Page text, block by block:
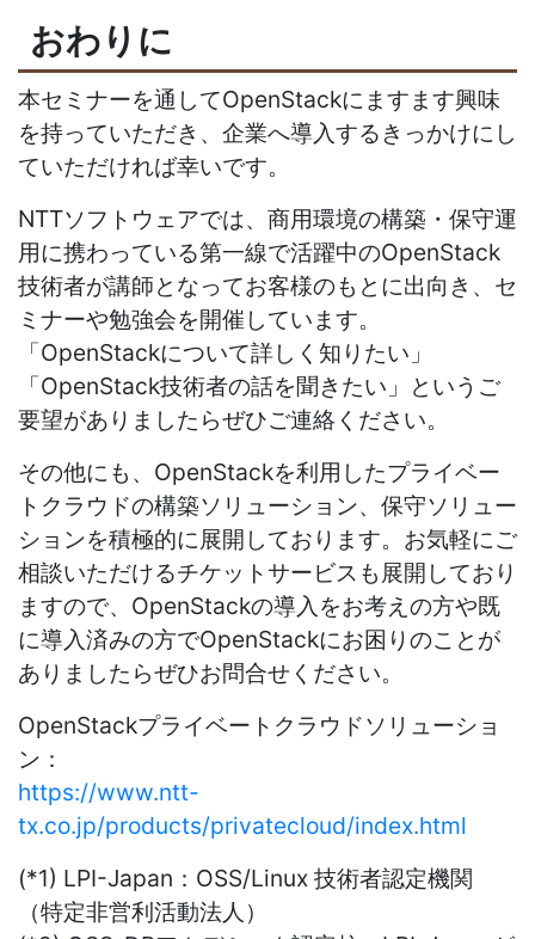
おわりに
本セミナーを通してOpenStackにますます興味
を持っていただき、企業へ導入するきっかけにし
ていただければ幸いです。
NTTソフトウェアでは、商用環境の構築・保守運
用に携わっている第一線で活躍中のOpenStack
技術者が講師となってお客様のもとに出向き、セ
ミナーや勉強会を開催しています。
「OpenStackについて詳しく知りたい」
「OpenStack技術者の話を聞きたい」というご
要望がありましたらぜひご連絡ください。
その他にも、OpenStackを利用したプライベー
トクラウドの構築ソリューション、保守ソリュー
ションを積極的に展開しております。お気軽にご
相談いただけるチケットサービスも展開しており
ますので、OpenStackの導入をお考えの方や既
に導入済みの方でOpenStackにお困りのことが
ありましたらぜひお問合せください。
OpenStackプライベートクラウドソリューショ
ン：
https://www.ntt-
tx.co.jp/products/privatecloud/index.html
(*1) LPI-Japan：OSS/Linux 技術者認定機関
（特定非営利活動法人）